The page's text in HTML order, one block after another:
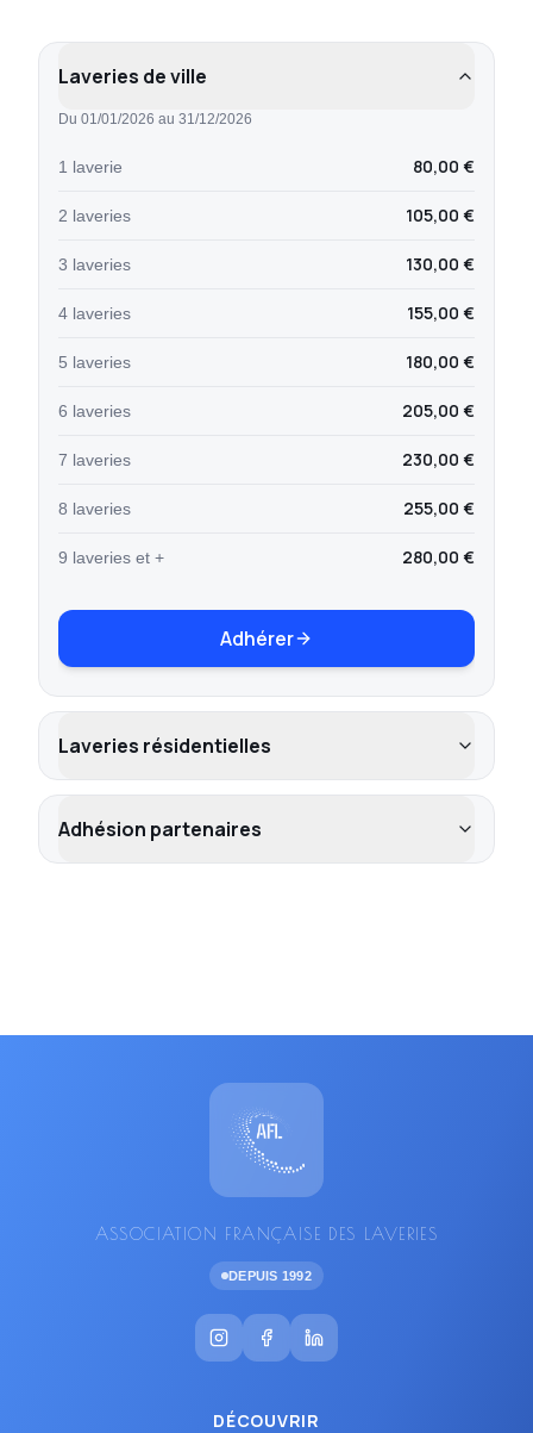
Laveries de ville
Du 01/01/2026 au 31/12/2026
1 laverie 80,00 €
2 laveries 105,00 €
3 laveries 130,00 €
4 laveries 155,00 €
5 laveries 180,00 €
6 laveries 205,00 €
7 laveries 230,00 €
8 laveries 255,00 €
9 laveries et + 280,00 €
Adhérer
Laveries résidentielles
Adhésion partenaires
ASSOCIATION FRANÇAISE DES LAVERIES
DEPUIS 1992
DÉCOUVRIR